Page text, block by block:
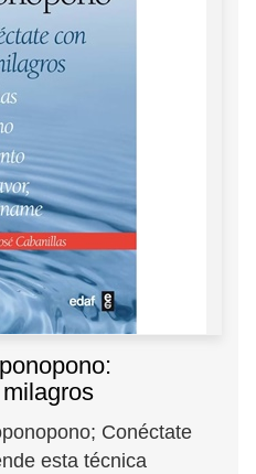
Conéctate
esta técnica